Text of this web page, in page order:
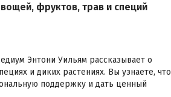
фруктов, трав и специй
Энтони Уильям рассказывает о
и диких растениях. Вы узнаете, что
поддержку и дать ценный